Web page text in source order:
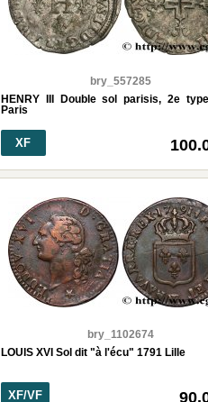
bry_557285
HENRY III Double sol parisis, 2e
Paris
XF
bry_1102674
LOUIS XVI Sol dit "à l'écu" 1791 Lille
XF/VF